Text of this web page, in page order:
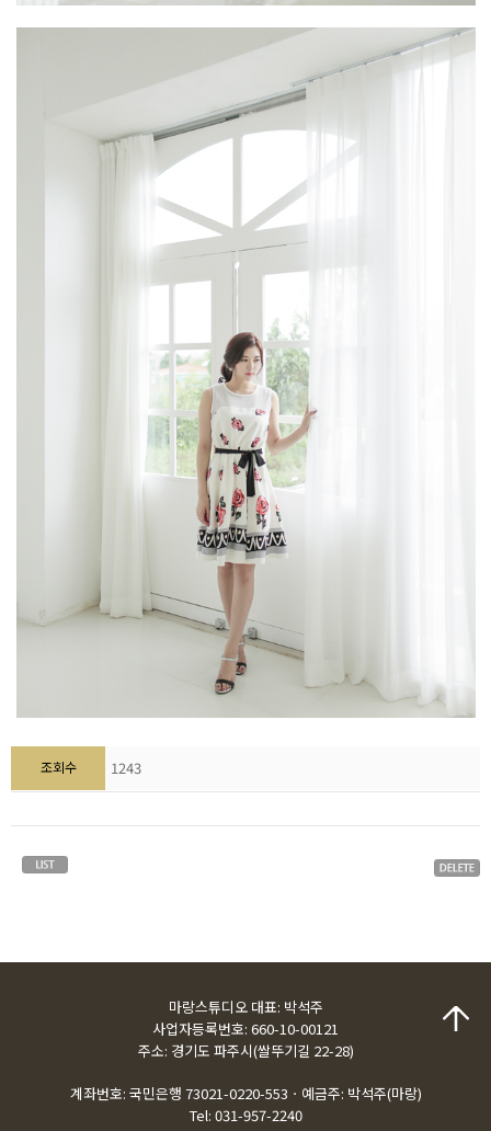
조회수 1243
마랑스튜디오 대표: 박석주
사업자등록번호: 660-10-00121
주소: 경기도 파주시(쌀뚜기길 22-28)
계좌번호: 국민은행 73021-0220-553ㆍ예금주: 박석주(마랑)
Tel: 031-957-2240